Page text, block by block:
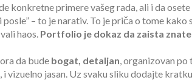
konkretne primere vašeg rada, ali i da
posle” – to je narativ. To je priča o tome
haos. Portfolio je dokaz da zaista
da bude bogat, detaljan , organizovan
i vizuelno jasan. Uz svaku sliku dodajte